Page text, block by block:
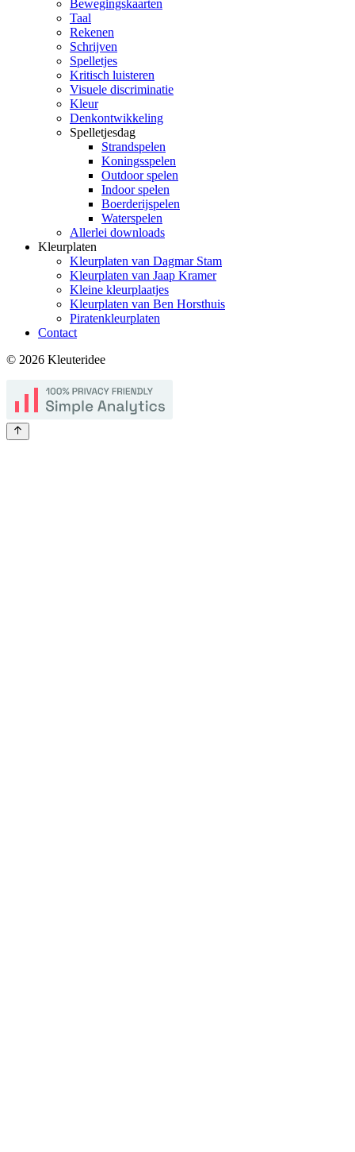
Bewegingskaarten
Taal
Rekenen
Schrijven
Spelletjes
Kritisch luisteren
Visuele discriminatie
Kleur
Denkontwikkeling
Spelletjesdag
Strandspelen
Koningsspelen
Outdoor spelen
Indoor spelen
Boerderijspelen
Waterspelen
Allerlei downloads
Kleurplaten
Kleurplaten van Dagmar Stam
Kleurplaten van Jaap Kramer
Kleine kleurplaatjes
Kleurplaten van Ben Horsthuis
Piratenkleurplaten
Contact
© 2026 Kleuteridee